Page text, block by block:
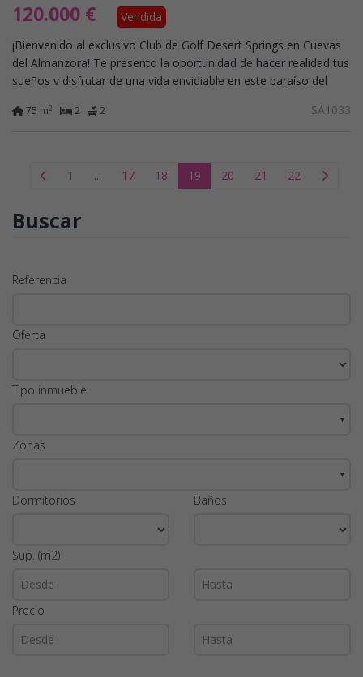
120.000 €
Vendida
¡Bienvenido al exclusivo Club de Golf Desert Springs en Cuevas
del Almanzora! Te presento la oportunidad de hacer realidad tus
sueños y disfrutar de una vida envidiable en este paraíso del
75 m2 2 2 SA1033
1 ... 17 18 19 20 21 22
Buscar
Referencia
Oferta
Tipo inmueble
▼
Zonas
▼
Dormitorios Baños
Sup. (m2)
Precio